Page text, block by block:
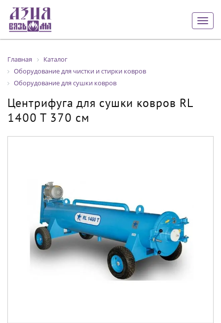
Главная
Каталог
Оборудование для чистки и стирки ковров
Оборудование для сушки ковров
Центрифуга для сушки ковров RL
1400 T 370 см